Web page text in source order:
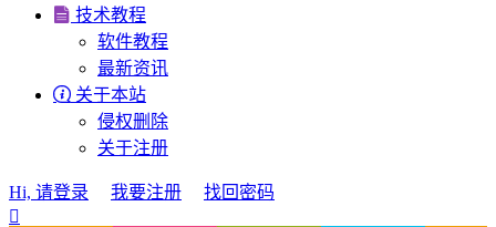
 技术教程
软件教程
最新资讯
 关于本站
侵权删除
关于注册
Hi, 请登录 我要注册
找回密码
